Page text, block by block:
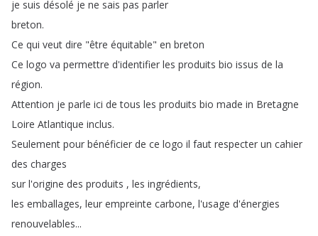
je suis désolé je ne sais pas parler
breton.
Ce qui veut dire "être équitable" en breton
Ce logo va permettre d'identifier les produits bio issus de la
région.
Attention je parle ici de tous les produits bio made in Bretagne
Loire Atlantique inclus.
Seulement pour bénéficier de ce logo il faut respecter un cahier
des charges
sur l'origine des produits , les ingrédients,
les emballages, leur empreinte carbone, l'usage d'énergies
renouvelables...